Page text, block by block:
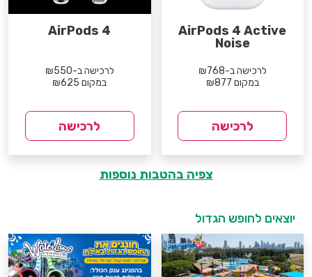
AirPods 4 Active
Noise
לרכישה ב-₪768
במקום ₪877
לרכישה
AirPods 4
לרכישה ב-₪550
במקום ₪625
לרכישה
צפיה בהטבות נוספות
יוצאים לחופש הגדול